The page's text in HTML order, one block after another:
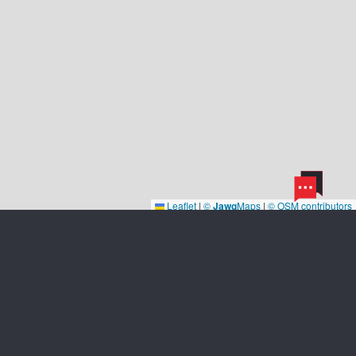
Leaflet | ©JawgMaps | © OSM contributors